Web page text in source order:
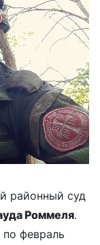
районный суд
Роммеля.
по февраль